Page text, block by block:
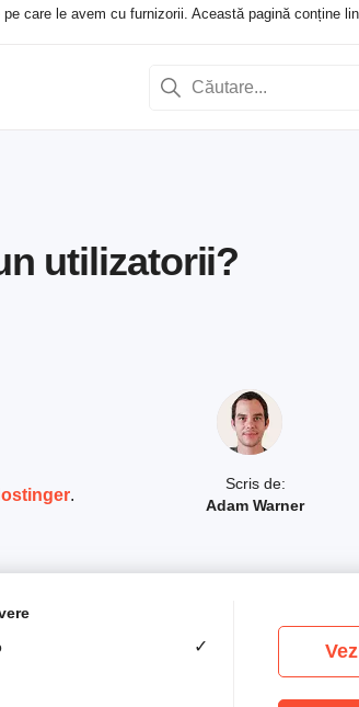
care le avem cu furnizorii. Această pagină conține
utilizatorii?
Scris de:
Adam Warner
.
✓